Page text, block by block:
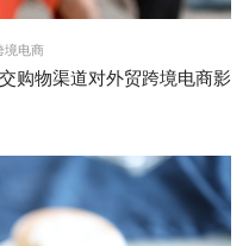
境电商
购物渠道对外贸跨境电商影